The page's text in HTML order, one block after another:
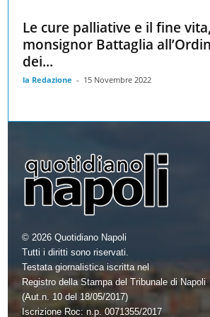
Le cure palliative e il fine
monsignor Battaglia
dei...
la Redazione - 15 Novembre 2022
© 2026 Quotidiano Napoli
Tutti i diritti sono riservati.
Testata giornalistica iscritta nel
Registro della Stampa del Tribunale di Napoli
(Aut.n. 10 del 18/05/2017)
Iscrizione Roc: n.p. 0071355/2017